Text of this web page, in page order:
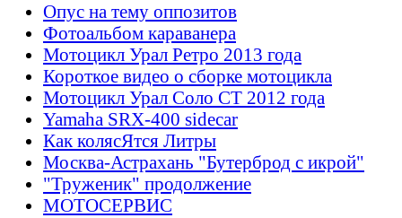
Опус на тему оппозитов
Фотоальбом караванера
Мотоцикл Урал Ретро 2013 года
Короткое видео о сборке мотоцикла
Мотоцикл Урал Соло СТ 2012 года
Yamaha SRX-400 sidecar
Как колясЯтся Литры
Москва-Астрахань "Бутерброд с икрой"
"Труженик" продолжение
МОТОСЕРВИС